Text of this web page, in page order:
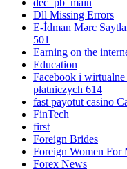
Dll Missing Errors
E-İdman Mərc
501
Earning on the
Education
Facebook i wirtualne
płatniczych 614
fast payotut casino
FinTech
first
Foreign Brides
Foreign Women For
Forex News